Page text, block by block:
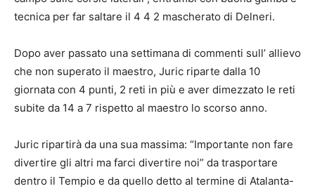
tecnica per far saltare il 4 4 2 mascherato di Delneri.
Dopo aver passato una settimana di commenti sull’ allievo
che non superato il maestro, Juric riparte dalla 10
giornata con 4 punti, 2 reti in più e aver dimezzato le reti
subite da 14 a 7 rispetto al maestro lo scorso anno.
Juric ripartirà da una sua massima: “Importante non fare
divertire gli altri ma farci divertire noi” da trasportare
dentro il Tempio e da quello detto al termine di Atalanta-